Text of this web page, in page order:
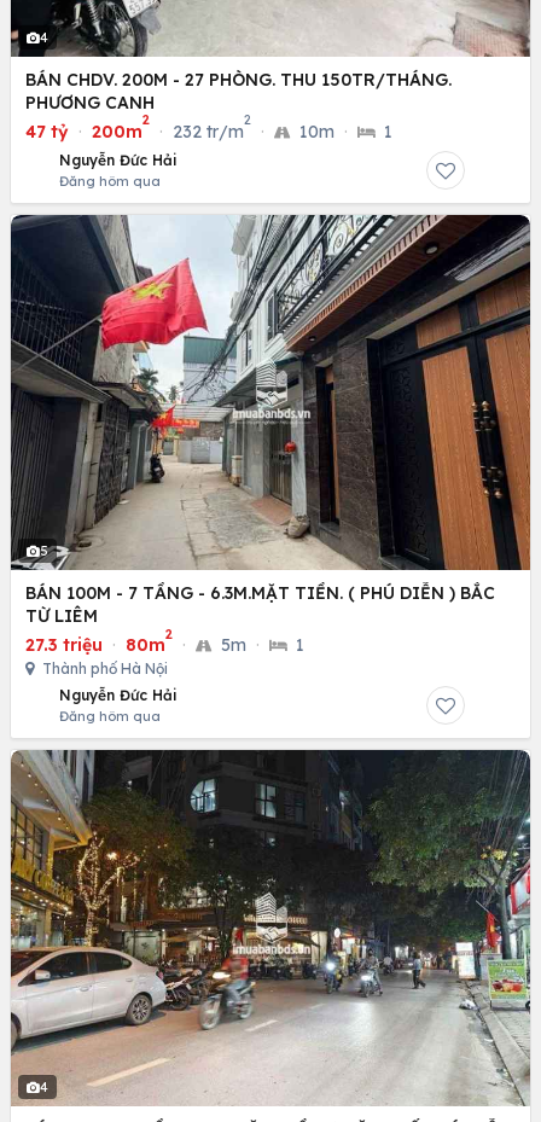
4
BÁN CHDV. 200M - 27 PHÒNG. THU 150TR/THÁNG.
PHƯƠNG CANH
47 tỷ · 200m
2
· 232 tr/m
2
· 10m · 1
Nguyễn Đức Hải
Đăng hôm qua
5
BÁN 100M - 7 TẦNG - 6.3M.MẶT TIỀN. ( PHÚ DIỄN ) BẮC
TỪ LIÊM
27.3 triệu · 80m
2
· 5m · 1
Thành phố Hà Nội
Nguyễn Đức Hải
Đăng hôm qua
4